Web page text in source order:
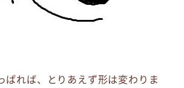
ぱれば、とりあえず形は変わりま